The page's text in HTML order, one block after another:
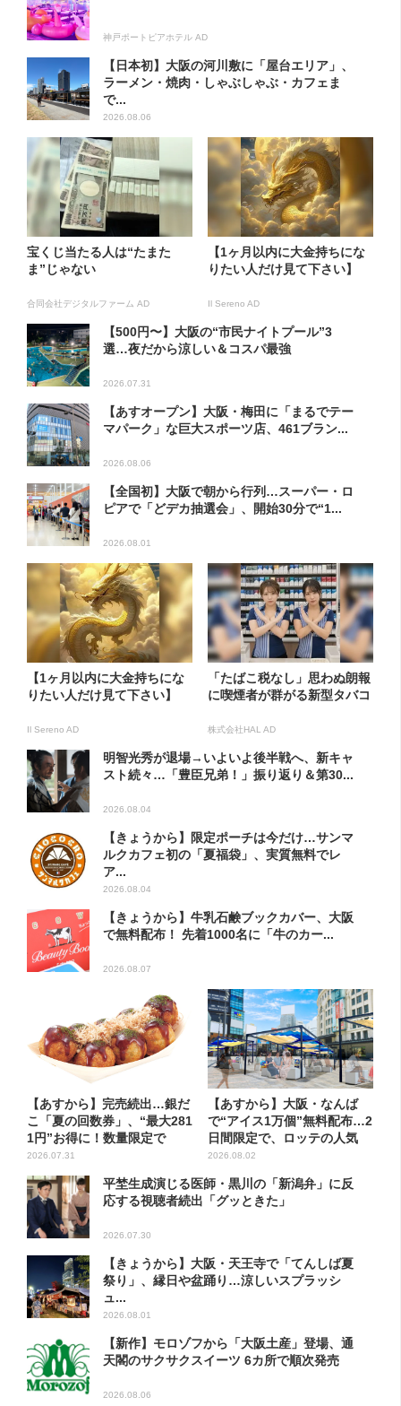
神戸ポートピアホテル AD
【日本初】大阪の河川敷に「屋台エリア」、
ラーメン・焼肉・しゃぶしゃぶ・カフェま
で...
2026.08.06
宝くじ当たる人は“たまた
ま”じゃない
合同会社デジタルファーム AD
【1ヶ月以内に大金持ちにな
りたい人だけ見て下さい】
Il Sereno AD
【500円〜】大阪の“市民ナイトプール”3
選…夜だから涼しい＆コスパ最強
2026.07.31
【あすオープン】大阪・梅田に「まるでテー
マパーク」な巨大スポーツ店、461ブラン...
2026.08.06
【全国初】大阪で朝から行列…スーパー・ロ
ピアで「どデカ抽選会」、開始30分で“1...
2026.08.01
【1ヶ月以内に大金持ちにな
りたい人だけ見て下さい】
Il Sereno AD
「たばこ税なし」思わぬ朗報
に喫煙者が群がる新型タバコ
株式会社HAL AD
明智光秀が退場→いよいよ後半戦へ、新キャ
スト続々…「豊臣兄弟！」振り返り＆第30...
2026.08.04
【きょうから】限定ポーチは今だけ…サンマ
ルクカフェ初の「夏福袋」、実質無料でレ
ア...
2026.08.04
【きょうから】牛乳石鹸ブックカバー、大阪
で無料配布！ 先着1000名に「牛のカー...
2026.08.07
【あすから】完売続出…銀だ
こ「夏の回数券」、“最大281
1円”お得に！数量限定で
2026.07.31
【あすから】大阪・なんば
で“アイス1万個”無料配布…2
日間限定で、ロッテの人気
商...
2026.08.02
平埜生成演じる医師・黒川の「新潟弁」に反
応する視聴者続出「グッときた」
2026.07.30
【きょうから】大阪・天王寺で「てんしば夏
祭り」、縁日や盆踊り…涼しいスプラッシ
ュ...
2026.08.01
【新作】モロゾフから「大阪土産」登場、通
天閣のサクサクスイーツ 6カ所で順次発売
2026.08.06